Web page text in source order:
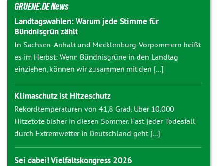
GRUENE.DE News
Landtagswahlen: Warum jede Stimme für
Bündnisgrün zählt
In Sachsen-Anhalt und Mecklenburg-Vorpommern heißt
es im Herbst: Wenn Bündnisgrüne in den Landtag
einziehen, können wir zusammen mit den [...]
Klimaschutz ist Hitzeschutz
Rekordtemperaturen von 41,8 Grad. Über 10.000
Hitzetote bisher in diesen Sommer. Fast jeder Todesfall
durch Extremwetter in Deutschland geht [...]
Sei dabei! Vielfaltskongress 2026